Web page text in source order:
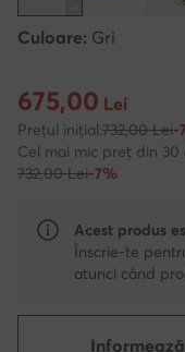
Culoare: Gri
Prețul actual 675,00
675,00 Lei
Prețul inițial:732,00 Lei-
Cel mai mic preț din
732,00 Lei-7%
Acest produs
Înscrie-te
atunci când